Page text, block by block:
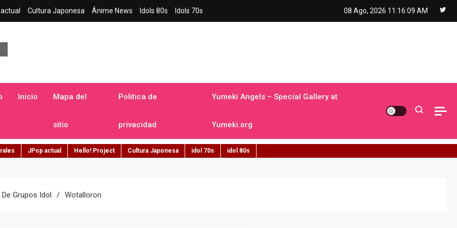
Cultura Japonesa Ánime News Idols 80s Idols 70s 08 Ago, 2026 11:16:10 AM
Inicio Mapa del
sitio
Politica de
privacidad
Yumeki Angels – Special Gallery at
Yumeki.org
JPop actual Hello! Project Cultura Japonesa idol 70s idol 80s
Grupos Idol Wotalloron